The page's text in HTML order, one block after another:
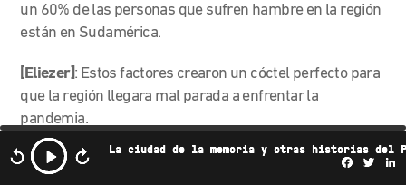
La ciudad de la memoria y otras historias del
un 60% de las personas que sufren hambre en la región
están en Sudamérica.
[Eliezer]: Estos factores crearon un cóctel perfecto para
que la región llegara mal parada a enfrentar la
pandemia.
[Silvia]: Pero para Laura hay otro factor importante: la